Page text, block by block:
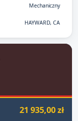
Mechaniczny
HAYWARD, CA
21 935,00 zł